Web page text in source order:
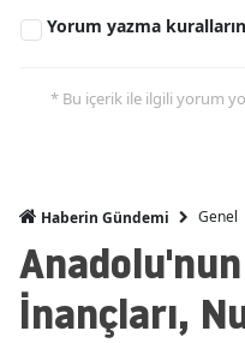
Yorum yazma
* Bu içerik ile ilgili yorum
Haberin Gündemi Genel
İnançları,